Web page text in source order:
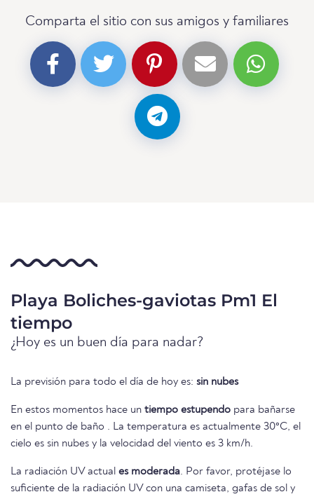
Comparta el sitio con sus amigos y familiares
Playa Boliches-gaviotas Pm1 El
tiempo
¿Hoy es un buen día para nadar?
La previsión para todo el día de hoy es: sin nubes
En estos momentos hace un tiempo estupendo para bañarse
en el punto de baño . La temperatura es actualmente 30°C, el
cielo es sin nubes y la velocidad del viento es 3 km/h.
La radiación UV actual es moderada. Por favor, protéjase lo
suficiente de la radiación UV con una camiseta, gafas de sol y